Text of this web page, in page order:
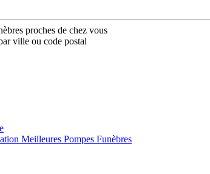
proches de chez vous
ville ou code postal
Meilleures Pompes Funèbres